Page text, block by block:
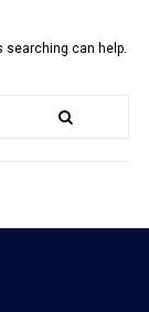
searching can help.